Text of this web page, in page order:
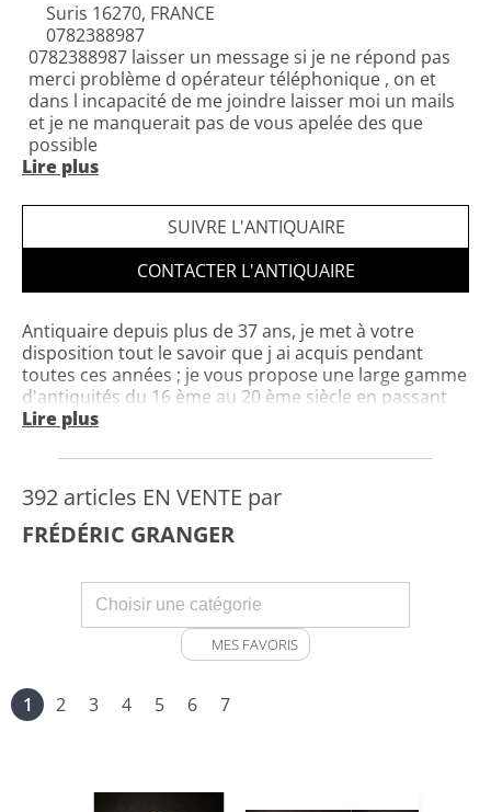
Suris 16270, FRANCE
0782388987
0782388987 laisser un message si je ne répond pas
merci problème d opérateur téléphonique , on et
dans l incapacité de me joindre laisser moi un mails
et je ne manquerait pas de vous apelée des que
possible
Lire plus
je ne répond pas Portable 0782388987
SUIVRE L'ANTIQUAIRE
CONTACTER L'ANTIQUAIRE
Antiquaire depuis plus de 37 ans, je met à votre
disposition tout le savoir que j ai acquis pendant
toutes ces années ; je vous propose une large gamme
d'antiquités du 16 ème au 20 ème siècle en passant
du mobiliers aux objets et aux tableaux (ACHAT EN
renseignements n'hésitez pas à me contacter.
Lire plus
392 articles EN VENTE par
FRÉDÉRIC GRANGER
MES FAVORIS
1 2 3 4 5 6 7